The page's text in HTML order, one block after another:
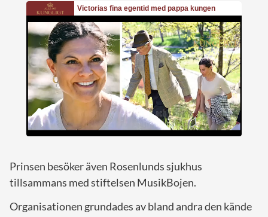
Prinsen besöker även Rosenlunds sjukhus
tillsammans med stiftelsen MusikBojen.
Organisationen grundades av bland andra den kände